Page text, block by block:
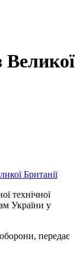
Великої
технічної
України у
передає